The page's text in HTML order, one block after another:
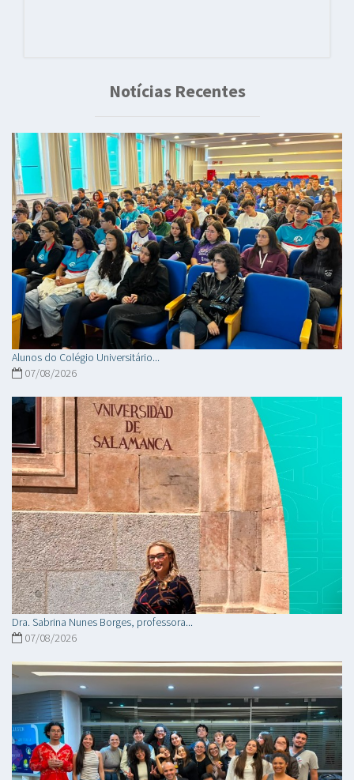
Notícias Recentes
Alunos do Colégio Universitário...
07/08/2026
Dra. Sabrina Nunes Borges, professora...
07/08/2026